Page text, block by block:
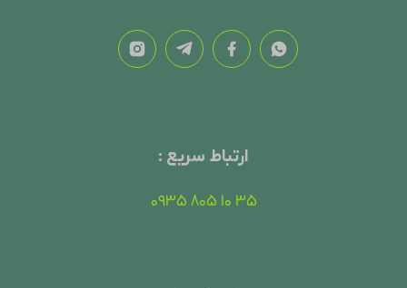
ارتباط سریع :
35 10 805 0935